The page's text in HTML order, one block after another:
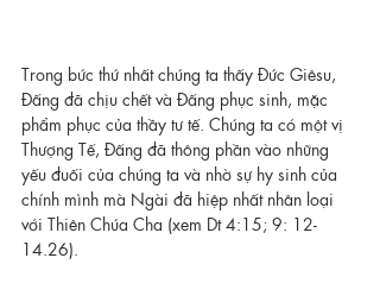
Trong bức thứ nhất chúng ta thấy Đức Giêsu,
Đấng đã chịu chết và Đấng phục sinh, mặc
phẩm phục của thầy tư tế. Chúng ta có một vị
Thượng Tế, Đấng đã thông phần vào những
yếu đuối của chúng ta và nhờ sự hy sinh của
chính mình mà Ngài đã hiệp nhất nhân loại
với Thiên Chúa Cha (xem Dt 4:15; 9: 12-
14.26).